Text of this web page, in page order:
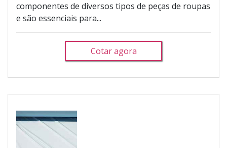
componentes de diversos tipos de peças de roupas
e são essenciais para...
Cotar agora